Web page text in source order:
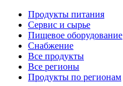
Продукты питания
Сервис и сырье
Пищевое оборудование
Снабжение
Все продукты
Все регионы
Продукты по регионам